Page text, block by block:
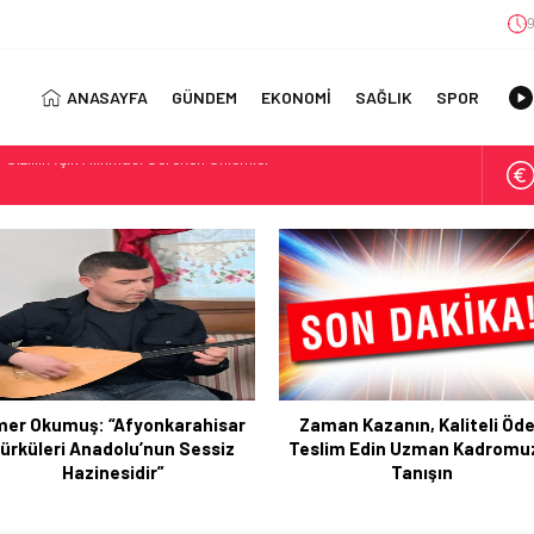
ANASAYFA GÜNDEM EKONOMİ SAĞLIK SPOR
ile Yeni Bir Hayat Başlatın
with a TDEE Calculator
Alanları
Bulunur?: Telegram’da Grup Bulma Deneyimini Sadeleştirin
Trendleri: Doğal ve Modern Tasarım Önerileri
Uzun Vadede Sosyal Medya Başarısı Nasıl Sağlanır?
Discover the Convenience of Istanbul Transfer Services
Kız Öğrenci Yurtları
Maliyetlerle Verimlilik Sağlayın
Okumuş: “Afyonkarahisar
Anadolu’nun Sessiz
Hazinesidir”
Zaman Kazanın, Kaliteli
Teslim Edin Uzman
Tanışın